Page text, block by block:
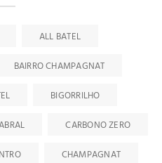
ALL BATEL
BAIRRO CHAMPAGNAT
BIGORRILHO
CARBONO ZERO
CHAMPAGNAT